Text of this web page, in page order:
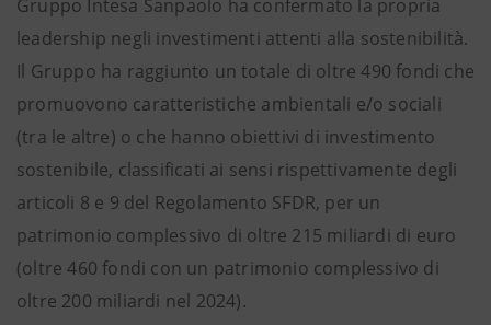
Gruppo Intesa Sanpaolo ha confermato la propria
leadership negli investimenti attenti alla sostenibilità.
Il Gruppo ha raggiunto un totale di oltre 490 fondi che
promuovono caratteristiche ambientali e/o sociali
(tra le altre) o che hanno obiettivi di investimento
sostenibile, classificati ai sensi rispettivamente degli
articoli 8 e 9 del Regolamento SFDR, per un
patrimonio complessivo di oltre 215 miliardi di euro
(oltre 460 fondi con un patrimonio complessivo di
oltre 200 miliardi nel 2024).